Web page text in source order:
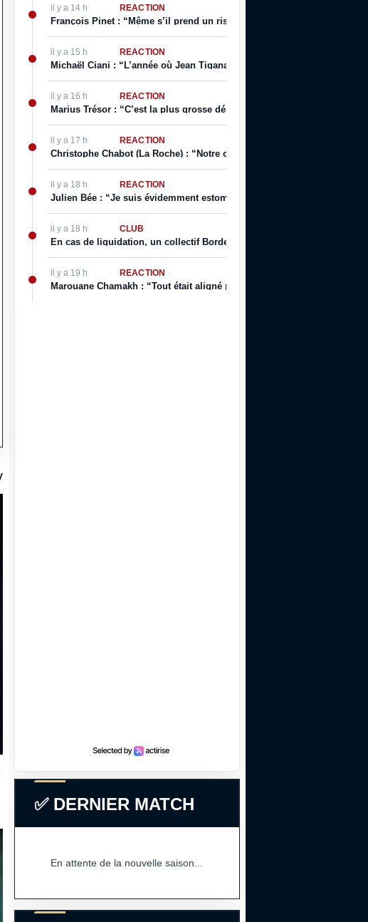
il y a 14 h RÉACTION
François Pinet : “Même s’il prend un risque pour son image, il sait
il y a 15 h RÉACTION
Michaël Ciani : “L’année où Jean Tigana prend la place de Laurent
il y a 16 h RÉACTION
Marius Trésor : “C’est la plus grosse désillusion que j’ai eue sur le
il y a 17 h RÉACTION
Christophe Chabot (La Roche) : “Notre objectif, notre rêve, c’est la
il y a 18 h RÉACTION
Julien Bée : “Je suis évidemment estomaqué par ce texte, qui
il y a 18 h CLUB
En cas de liquidation, un collectif Bordelais s’est constitué pour
il y a 19 h RÉACTION
Marouane Chamakh : “Tout était aligné pour que j’arrive du centre de
✅ DERNIER MATCH
En attente de la nouvelle saison...